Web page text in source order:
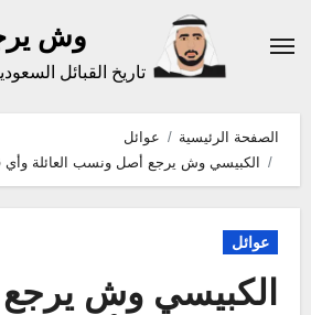
إلى
وش
تاريخ القبائل
الصفحة الرئيسية
عوائل
الكبيسي وش يرجع أصل ونسب العائلة وأي
عوائل
الكبيسي وش